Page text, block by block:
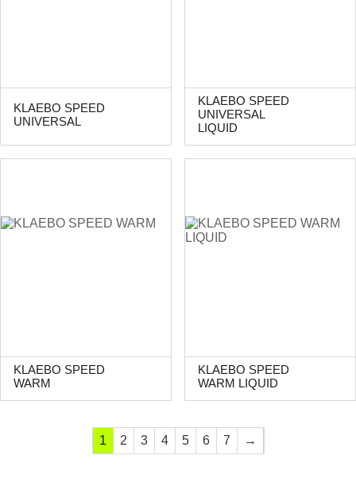
KLAEBO SPEED
UNIVERSAL
KLAEBO SPEED
UNIVERSAL
LIQUID
KLAEBO SPEED
WARM
KLAEBO SPEED
WARM LIQUID
1 2 3 4 5 6 7 →